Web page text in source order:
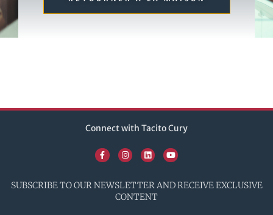
Connect with Tacito Cury
SUBSCRIBE TO OUR NEWSLETTER AND RECEIVE EXCLUSIVE
CONTENT